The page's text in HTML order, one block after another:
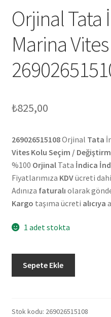
Orjinal Tata
Marina
₺825,00
269026515108Orjinal Tata
Vites Kolu Seçim /
%100 OrjinalTata İndica
Fiyatlarımıza KDVücreti
Adınıza faturalı olarak
Kargo taşıma ücreti alıcıya
1 adet stokta
Marina
Sepete Ekle
Stok kodu: 269026515108